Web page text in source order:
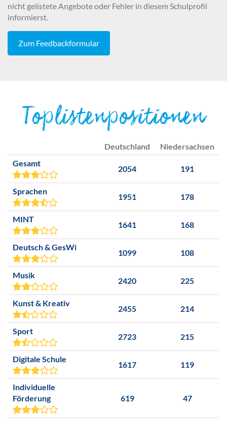
nicht gelistete Angebote oder Fehler in diesem Schulprofil
informierst.
Zum Feedbackformular
Toplistenpositionen
Deutschland
Niedersachsen
Gesamt
2054 191
Sprachen
1951 178
MINT
1641 168
Deutsch & GesWi
1099 108
Musik
2420 225
Kunst & Kreativ
2455 214
Sport
2723 215
Digitale Schule
1617 119
Individuelle
Förderung
619 47